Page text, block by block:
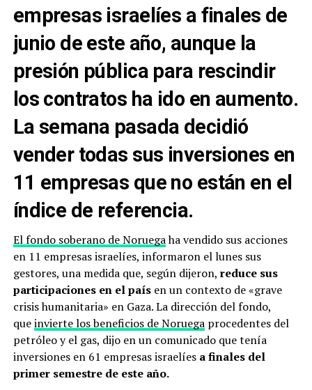
empresas israelíes a finales de
junio de este año, aunque la
presión pública para rescindir
los contratos ha ido en aumento.
La semana pasada decidió
vender todas sus inversiones en
11 empresas que no están en el
índice de referencia.
El fondo soberano de Noruegaha vendido sus acciones
en 11 empresas israelíes, informaron el lunes sus
gestores, una medida que, según dijeron, reduce sus
participaciones en el paísen un contexto de «grave
crisis humanitaria» en Gaza. La dirección del fondo,
queinvierte los beneficios de Noruegaprocedentes del
petróleo y el gas, dijo en un comunicado que tenía
inversiones en 61 empresas israelíes a finales del
primer semestre de este año.